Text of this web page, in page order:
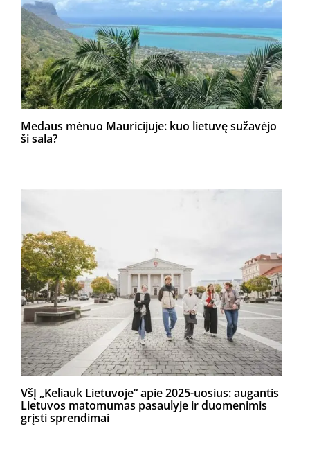
Medaus mėnuo Mauricijuje: kuo lietuvę sužavėjo
ši sala?
VšĮ „Keliauk Lietuvoje“ apie 2025-uosius: augantis
Lietuvos matomumas pasaulyje ir duomenimis
grįsti sprendimai